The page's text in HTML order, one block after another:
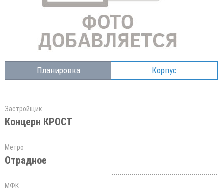
Планировка Корпус
Застройщик
Концерн КРОСТ
Метро
Отрадное
МФК